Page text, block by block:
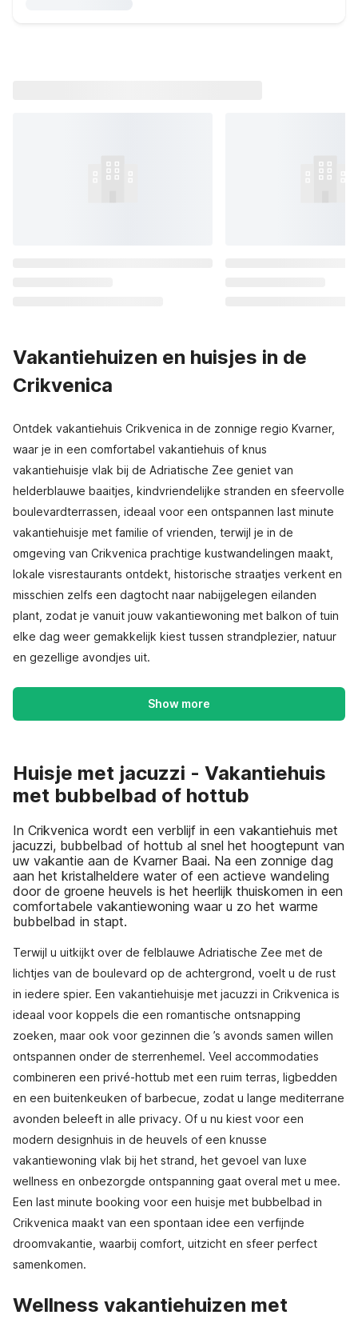
Vakantiehuizen en huisjes in de
Crikvenica
Ontdek vakantiehuis Crikvenica in de zonnige regio Kvarner,
waar je in een comfortabel vakantiehuis of knus
vakantiehuisje vlak bij de Adriatische Zee geniet van
helderblauwe baaitjes, kindvriendelijke stranden en sfeervolle
boulevardterrassen, ideaal voor een ontspannen last minute
vakantiehuisje met familie of vrienden, terwijl je in de
omgeving van Crikvenica prachtige kustwandelingen maakt,
lokale visrestaurants ontdekt, historische straatjes verkent en
misschien zelfs een dagtocht naar nabijgelegen eilanden
plant, zodat je vanuit jouw vakantiewoning met balkon of tuin
elke dag weer gemakkelijk kiest tussen strandplezier, natuur
en gezellige avondjes uit.
Show more
Huisje met jacuzzi - Vakantiehuis
met bubbelbad of hottub
In Crikvenica wordt een verblijf in een vakantiehuis met
jacuzzi, bubbelbad of hottub al snel het hoogtepunt van
uw vakantie aan de Kvarner Baai. Na een zonnige dag
aan het kristalheldere water of een actieve wandeling
door de groene heuvels is het heerlijk thuiskomen in een
comfortabele vakantiewoning waar u zo het warme
bubbelbad in stapt.
Terwijl u uitkijkt over de felblauwe Adriatische Zee met de
lichtjes van de boulevard op de achtergrond, voelt u de rust
in iedere spier. Een vakantiehuisje met jacuzzi in Crikvenica is
ideaal voor koppels die een romantische ontsnapping
zoeken, maar ook voor gezinnen die ’s avonds samen willen
ontspannen onder de sterrenhemel. Veel accommodaties
combineren een privé-hottub met een ruim terras, ligbedden
en een buitenkeuken of barbecue, zodat u lange mediterrane
avonden beleeft in alle privacy. Of u nu kiest voor een
modern designhuis in de heuvels of een knusse
vakantiewoning vlak bij het strand, het gevoel van luxe
wellness en onbezorgde ontspanning gaat overal met u mee.
Een last minute booking voor een huisje met bubbelbad in
Crikvenica maakt van een spontaan idee een verfijnde
droomvakantie, waarbij comfort, uitzicht en sfeer perfect
samenkomen.
Wellness vakantiehuizen met